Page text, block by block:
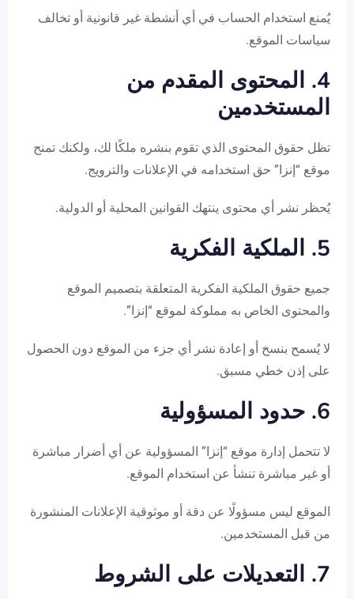
يُمنع استخدام الحساب في أي أنشطة غير قانونية أو تخالف
سياسات الموقع.
4. المحتوى المقدم من
المستخدمين
تظل حقوق المحتوى الذي تقوم بنشره ملكًا لك، ولكنك تمنح
موقع “إنزا” حق استخدامه في الإعلانات والترويج.
يُحظر نشر أي محتوى ينتهك القوانين المحلية أو الدولية.
5. الملكية الفكرية
جميع حقوق الملكية الفكرية المتعلقة بتصميم الموقع
والمحتوى الخاص به مملوكة لموقع “إنزا”.
لا يُسمح بنسخ أو إعادة نشر أي جزء من الموقع دون الحصول
على إذن خطي مسبق.
6. حدود المسؤولية
لا تتحمل إدارة موقع “إنزا” المسؤولية عن أي أضرار مباشرة
أو غير مباشرة تنشأ عن استخدام الموقع.
الموقع ليس مسؤولًا عن دقة أو موثوقية الإعلانات المنشورة
من قبل المستخدمين.
7. التعديلات على الشروط